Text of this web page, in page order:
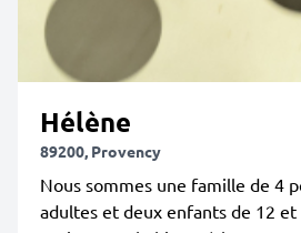
Hélène
89200, Provency
Nous sommes une famille de 4
adultes et deux enfants de 12 et